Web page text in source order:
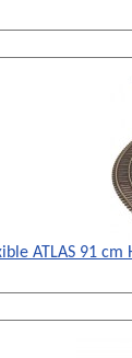
ATLAS 91